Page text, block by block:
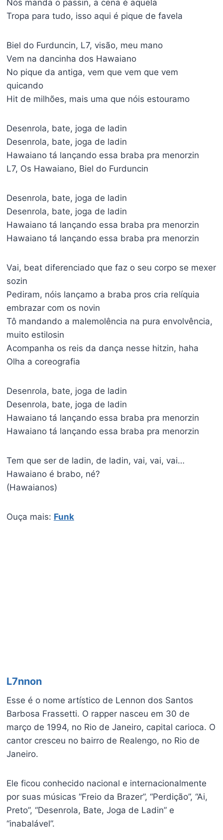
Nós manda o passin, a cena é aquela
Tropa para tudo, isso aqui é pique de favela
Biel do Furduncin, L7, visão, meu mano
Vem na dancinha dos Hawaiano
No pique da antiga, vem que vem que vem
quicando
Hit de milhões, mais uma que nóis estouramo
Desenrola, bate, joga de ladin
Desenrola, bate, joga de ladin
Hawaiano tá lançando essa braba pra menorzin
L7, Os Hawaiano, Biel do Furduncin
Desenrola, bate, joga de ladin
Desenrola, bate, joga de ladin
Hawaiano tá lançando essa braba pra menorzin
Hawaiano tá lançando essa braba pra menorzin
Vai, beat diferenciado que faz o seu corpo se mexer
sozin
Pediram, nóis lançamo a braba pros cria relíquia
embrazar com os novin
Tô mandando a malemolência na pura envolvência,
muito estilosin
Acompanha os reis da dança nesse hitzin, haha
Olha a coreografia
Desenrola, bate, joga de ladin
Desenrola, bate, joga de ladin
Hawaiano tá lançando essa braba pra menorzin
Hawaiano tá lançando essa braba pra menorzin
Tem que ser de ladin, de ladin, vai, vai, vai…
Hawaiano é brabo, né?
(Hawaianos)
Ouça mais: Funk
L7nnon
Esse é o nome artístico de Lennon dos Santos
Barbosa Frassetti. O rapper nasceu em 30 de
março de 1994, no Rio de Janeiro, capital carioca. O
cantor cresceu no bairro de Realengo, no Rio de
Janeiro.
Ele ficou conhecido nacional e internacionalmente
por suas músicas “Freio da Brazer”, “Perdição”, “Ai,
Preto”, “Desenrola, Bate, Joga de Ladin” e
“inabalável”.